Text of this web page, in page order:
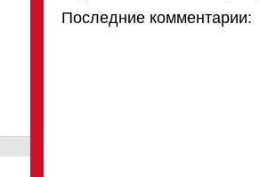
Последние комментарии: